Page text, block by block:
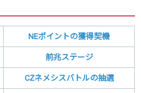
NEポイントの獲得契機
前兆ステージ
CZネメシスバトルの抽選